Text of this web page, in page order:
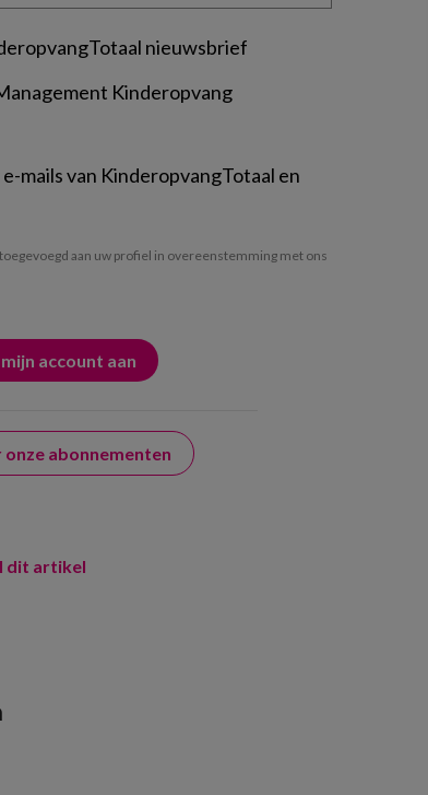
nieuwsbrief
Kinderopvang
mails van KinderopvangTotaal en
aan uw profiel in overeenstemming met ons
onze abonnementen
dit artikel